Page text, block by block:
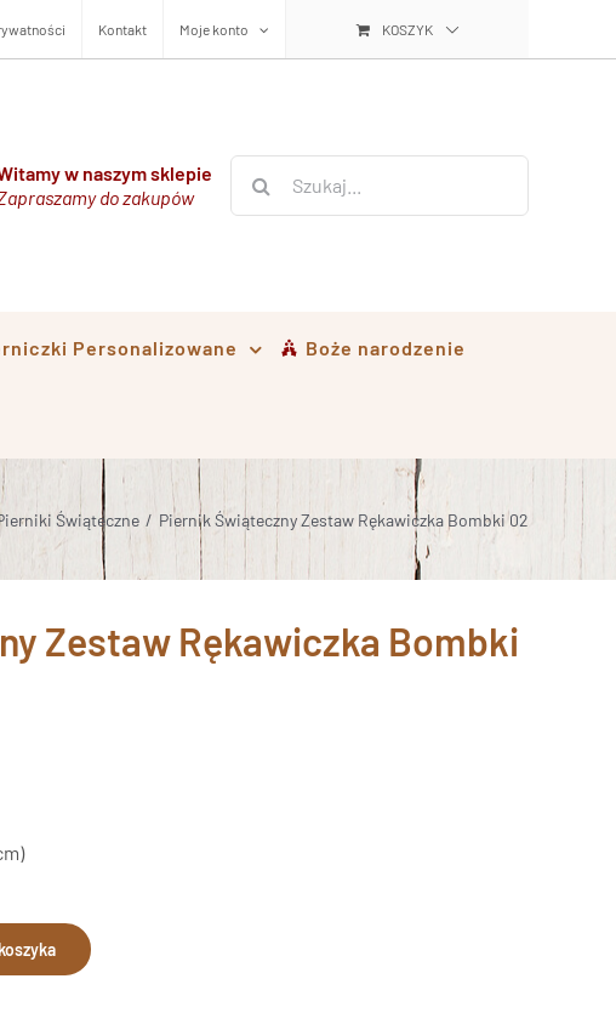
Kontakt Moje konto KOSZYK
w naszym sklepie
do zakupów
Personalizowane Boże narodzenie
Świąteczne / Piernik Świąteczny Zestaw Rękawiczka Bombki 02
Zestaw Rękawiczka Bombki